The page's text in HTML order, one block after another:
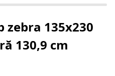
zebra 135x230
130,9 cm